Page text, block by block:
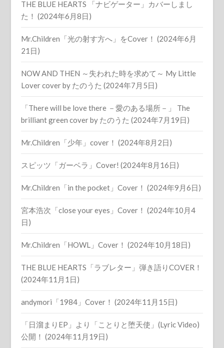
THE BLUE HEARTS 「ナビゲーター」カバーしまし
た！ (2024年6月8日)
Mr.Children「光の射す方へ」をCover！ (2024年6月
21日)
NOW AND THEN ～失われた時を求めて～ My Little
Lover cover by たのうた (2024年7月5日)
「There will be love there －愛のある場所－」 The
brilliant green cover by たのうた (2024年7月19日)
Mr.Children「少年」cover！ (2024年8月2日)
スピッツ「ガーベラ」Cover! (2024年8月16日)
Mr.Children「in the pocket」Cover！ (2024年9月6日)
宮本浩次「close your eyes」Cover！ (2024年10月4
日)
Mr.Children「HOWL」Cover！ (2024年10月18日)
THE BLUE HEARTS「ラブレター」弾き語りCOVER！
(2024年11月1日)
andymori「1984」Cover！ (2024年11月15日)
「日溜まりEP」より「ことりと堕天使」(Lyric Video)
公開！ (2024年11月19日)